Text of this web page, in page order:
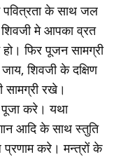
के साथ जल
मे आपका व्रत
फिर पूजन सामग्री
शिवजी के दक्षिण
रखे।
करे। यथा
आदि के साथ स्तुति
करे। मन्त्रों के